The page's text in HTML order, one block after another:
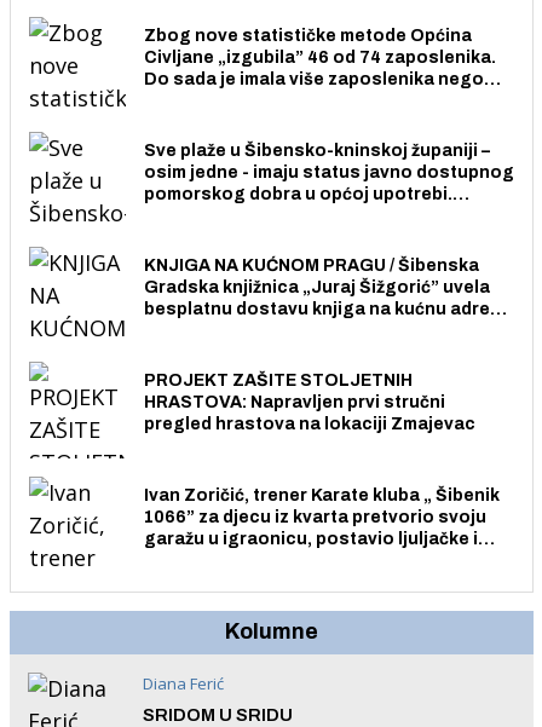
Zbog nove statističke metode Općina
Civljane „izgubila” 46 od 74 zaposlenika.
Do sada je imala više zaposlenika nego
Sve plaže u Šibensko-kninskoj županiji –
osim jedne - imaju status javno dostupnog
pomorskog dobra u općoj upotrebi.
KNJIGA NA KUĆNOM PRAGU / Šibenska
Gradska knjižnica „Juraj Šižgorić” uvela
besplatnu dostavu knjiga na kućnu adresu
PROJEKT ZAŠITE STOLJETNIH
HRASTOVA: Napravljen prvi stručni
pregled hrastova na lokaciji Zmajevac
Ivan Zoričić, trener Karate kluba „ Šibenik
1066” za djecu iz kvarta pretvorio svoju
garažu u igraonicu, postavio ljuljačke i
Kolumne
Diana Ferić
SRIDOM U SRIDU